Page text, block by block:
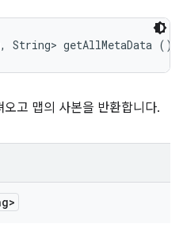
String> getAllMetaData ()
고 맵의 사본을 반환합니다.